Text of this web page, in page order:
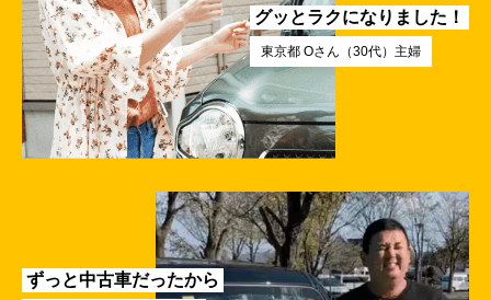
グッとラクになりました！
東京都 Oさん（30代）主婦
ずっと中古車だったから